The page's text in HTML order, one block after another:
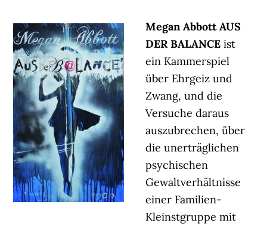
Megan Abbott AUS
DER BALANCE ist
ein Kammerspiel
über Ehrgeiz und
Zwang, und die
Versuche daraus
auszubrechen, über
die unerträglichen
psychischen
Gewaltverhältnisse
einer Familien-
Kleinstgruppe mit